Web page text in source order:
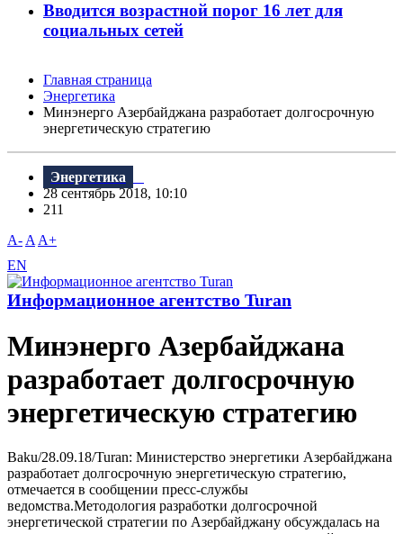
Вводится возрастной порог 16 лет для
социальных сетей
Главная страница
Энергетика
Минэнерго Азербайджана разработает долгосрочную
энергетическую стратегию
Энергетика
28 сентябрь 2018, 10:10
211
A- A A+
EN
Информационное агентство Turan
Минэнерго Азербайджана
разработает долгосрочную
энергетическую стратегию
Baku/28.09.18/Turan: Министерство энергетики Азербайджана
разработает долгосрочную энергетическую стратегию,
отмечается в сообщении пресс-службы
ведомства.Методология разработки долгосрочной
энергетической стратегии по Азербайджану обсуждалась на